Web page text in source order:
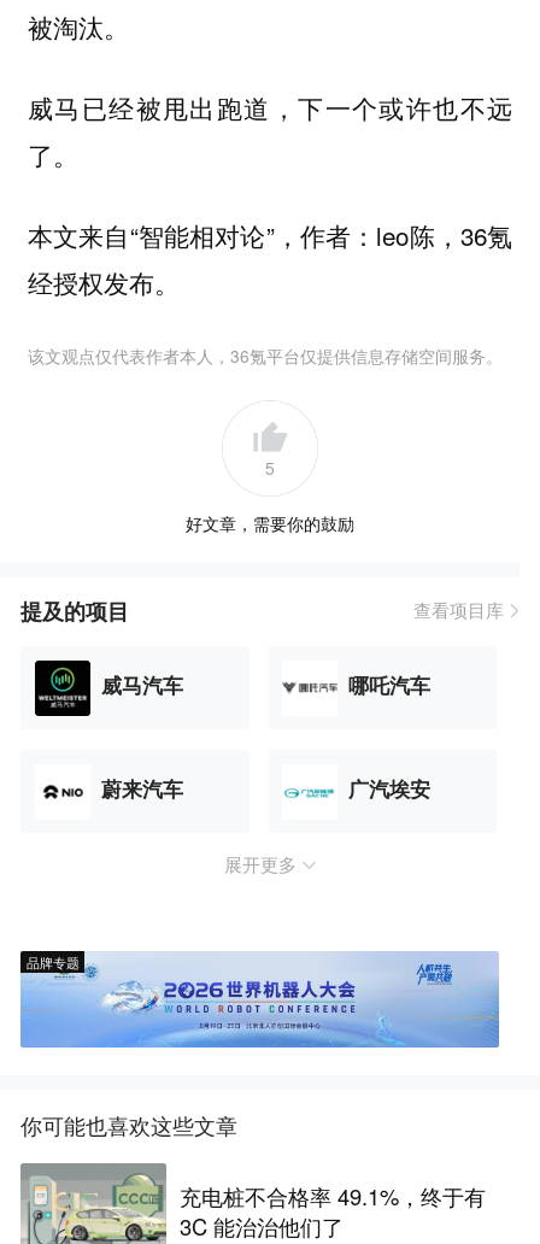
被淘汰。
威马已经被甩出跑道，下一个或许也不远
了。
本文来自“智能相对论”，作者：leo陈，36氪
经授权发布。
该文观点仅代表作者本人，36氪平台仅提供信息存储空间服务。
5
好文章，需要你的鼓励
提及的项目 查看项目库
威马汽车 哪吒汽车
蔚来汽车 广汽埃安
展开更多
品牌专题
你可能也喜欢这些文章
充电桩不合格率 49.1%，终于有
3C 能治治他们了